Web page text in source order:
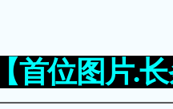
【首位图片.